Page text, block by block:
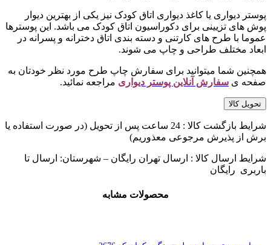
پوستر دیواری یا کاغذ دیواری اتاق کودک نیز یکی از بهترین دیوار
پوش های تزیینی برای دکوراسیون اتاق کودک می باشد. این پوسترها
عموما با طرح های کارتنی و دسته بندی اتاق دخترانه و پسرانه در
ابعاد مختلف طراحی و چاپ می شوند.
همچنین شما میتوانید برای سفارش چاپ طرح مورد نظر خودتان به
صفحه ی سفارش آنلاین پوستر دیواری مراجعه نمائید.
تحویل کالا
شرایط بازگشت کالا : 24 ساعت پس از تحویل (در صورت استفاده یا
برش از پذیرش مرجوعی معذوریم)
شرایط ارسال کالا : ارسال تهران رایگان – شهرستان: ارسال تا
باربری رایگان
محصولات مشابه